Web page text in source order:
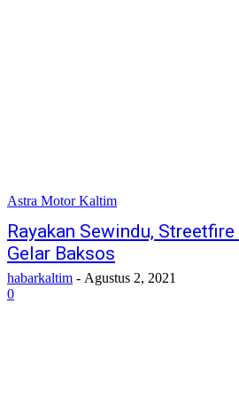
Astra Motor Kaltim
Rayakan Sewindu,
Gelar Baksos
habarkaltim - Agustus 2, 2021
0